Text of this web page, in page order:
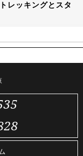
レッキングとスタ